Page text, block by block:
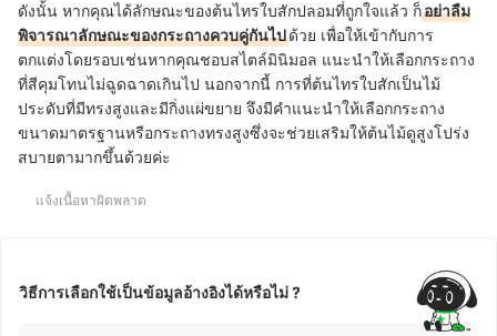
ดังนั้น หากคุณได้ลักษณะของต้นไทรใบสักปลอมที่ถูกใจแล้ว ก็อย่าลืม
พิจารณาลักษณะของกระถางควบคู่กันไปด้วย เพื่อให้เข้ากับการ
ตกแต่งโดยรอบเช่นหากคุณชอบสไตล์มินิมอล แนะนำให้เลือกกระถาง
ที่สีคุมโทนไม่ฉูดฉาดเกินไป นอกจากนี้ การที่ต้นไทรใบสักเป็นไม้
ประดับที่มีทรงสูงและมีกิ่งแผ่ขยาย จึงมีคำแนะนำให้เลือกกระถาง
ขนาดมาตรฐานหรือกระถางทรงสูงซึ่งจะช่วยเสริมให้ต้นไม้ดูสูงโปร่ง
สบายตามากขึ้นด้วยค่ะ
แจ้งเนื้อหาผิดพลาด
วิธีการเลือกใช้เป็นข้อมูลอ้างอิงได้หรือไม่ ?